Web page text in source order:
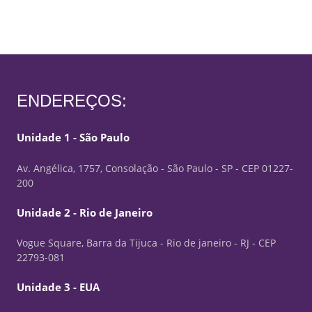
ENDEREÇOS:
Unidade 1 - São Paulo
Av. Angélica, 1757, Consolação - São Paulo - SP - CEP 01227-
200
Unidade 2 - Rio de Janeiro
Vogue Square, Barra da Tijuca - Rio de janeiro - RJ - CEP
22793-081
Unidade 3 - EUA